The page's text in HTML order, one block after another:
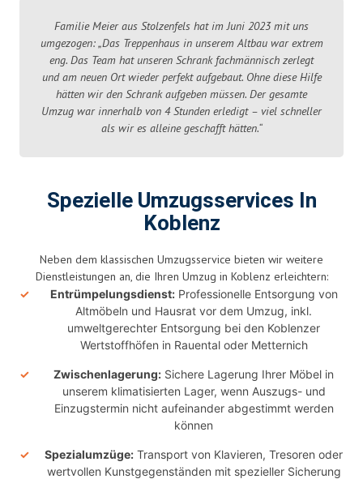
Familie Meier aus Stolzenfels hat im Juni 2023 mit uns
umgezogen: „Das Treppenhaus in unserem Altbau war extrem
eng. Das Team hat unseren Schrank fachmännisch zerlegt
und am neuen Ort wieder perfekt aufgebaut. Ohne diese Hilfe
hätten wir den Schrank aufgeben müssen. Der gesamte
Umzug war innerhalb von 4 Stunden erledigt – viel schneller
als wir es alleine geschafft hätten.“
Spezielle Umzugsservices In
Koblenz
Neben dem klassischen Umzugsservice bieten wir weitere
Dienstleistungen an, die Ihren Umzug in Koblenz erleichtern:
Entrümpelungsdienst:Professionelle Entsorgung von
Altmöbeln und Hausrat vor dem Umzug, inkl.
umweltgerechter Entsorgung bei den Koblenzer
Wertstoffhöfen in Rauental oder Metternich
Zwischenlagerung: Sichere Lagerung Ihrer Möbel in
unserem klimatisierten Lager, wenn Auszugs- und
Einzugstermin nicht aufeinander abgestimmt werden
können
Spezialumzüge: Transport von Klavieren, Tresoren oder
wertvollen Kunstgegenständen mit spezieller Sicherung